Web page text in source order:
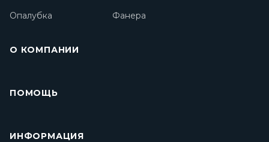
Опалубка
Фанера
О КОМПАНИИ
ПОМОЩЬ
ИНФОРМАЦИЯ